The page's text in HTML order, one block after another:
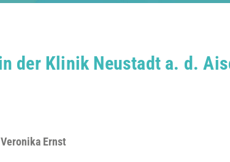
der Klinik Neustadt a. d.
Ernst